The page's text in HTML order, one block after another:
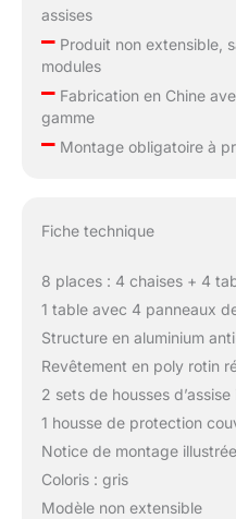
assises
–Produit non extensible,
modules
–Fabrication en Chine
gamme
–Montage obligatoire à
Fiche technique
8 places : 4 chaises + 4
1 table avec 4 panneaux
Structure en aluminium
Revêtement en poly rotin
2 sets de housses
1 housse de protection
Notice de montage
Coloris : gris
Modèle non extensible